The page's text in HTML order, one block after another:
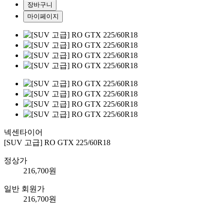
장바구니
마이페이지
넥센타이어
[SUV 고급] RO GTX 225/60R18
정상가
216,700원
일반 회원가
216,700원